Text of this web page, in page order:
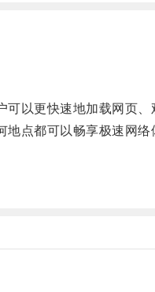
以更快速地加载网页、
点都可以畅享极速网络